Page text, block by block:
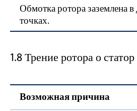
Обмотка ротора заземлена
точках.
1.8 Трение ротора о
Возможная причина